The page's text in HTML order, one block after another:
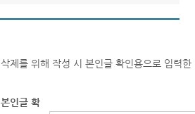
삭제를 위해 작성 시 본인글 확인용으로 입력
본인글 확